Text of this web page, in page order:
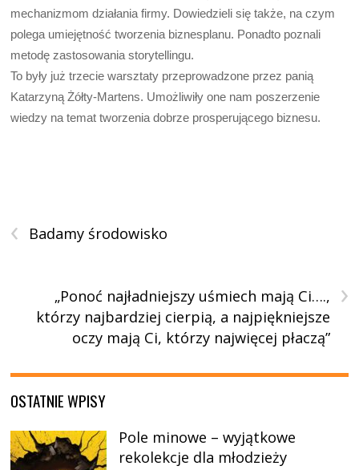
mechanizmom działania firmy. Dowiedzieli się także, na czym
polega umiejętność tworzenia biznesplanu. Ponadto poznali
metodę zastosowania storytellingu.
To były już trzecie warsztaty przeprowadzone przez panią
Katarzyną Żółty-Martens. Umożliwiły one nam poszerzenie
wiedzy na temat tworzenia dobrze prosperującego biznesu.
‹ Badamy środowisko
›
„Ponoć najładniejszy uśmiech mają Ci….,
którzy najbardziej cierpią, a najpiękniejsze
oczy mają Ci, którzy najwięcej płaczą”
OSTATNIE WPISY
Pole minowe – wyjątkowe
rekolekcje dla młodzieży